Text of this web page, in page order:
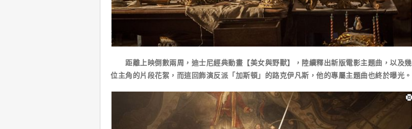
距離上映倒數兩周，迪士尼經典動畫【美女與野獸】，陸續釋出新版電影主題曲，以及幾
位主角的片段花絮，而這回飾演反派「加斯頓」的路克伊凡斯，他的專屬主題曲也終於曝光。